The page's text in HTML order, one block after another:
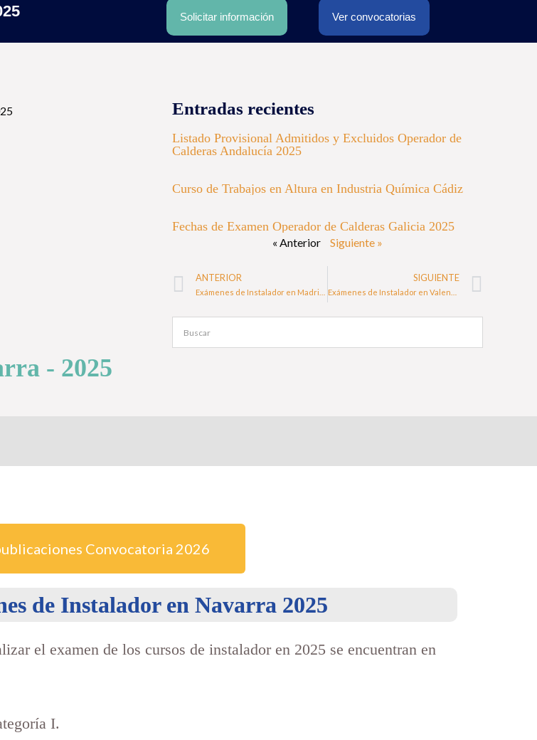
Solicitar información Ver convocatorias
Entradas recientes
Listado Provisional Admitidos y Excluidos Operador de
Calderas Andalucía 2025
Curso de Trabajos en Altura en Industria Química Cádiz
Fechas de Examen Operador de Calderas Galicia 2025
« Anterior Siguiente »
ANTERIOR SIGUIENTE
- 2025
Convocatoria 2026
de Instalador en Navarra 2025
el examen de los cursos de instalador en 2025 se encuentran en
I.